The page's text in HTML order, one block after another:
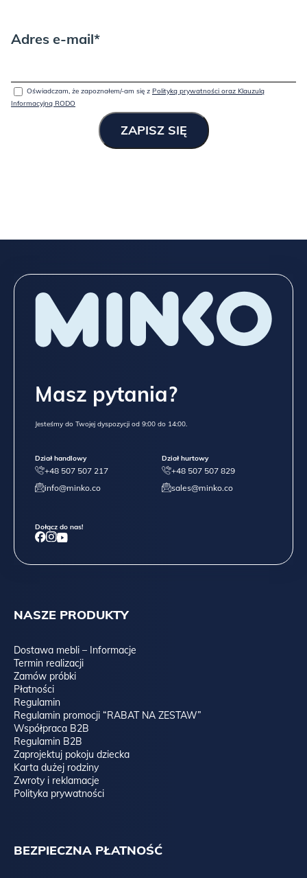
Adres e-mail*
Oświadczam, że zapoznałem/-am się z Polityką prywatności oraz Klauzulą
Informacyjną RODO
NASZE PRODUKTY
Dostawa mebli – Informacje
Termin realizacji
Zamów próbki
Płatności
Regulamin
Regulamin promocji “RABAT NA ZESTAW”
Współpraca B2B
Regulamin B2B
Zaprojektuj pokoju dziecka
Karta dużej rodziny
Zwroty i reklamacje
Polityka prywatności
BEZPIECZNA PŁATNOŚĆ
Masz pytania?
Jesteśmy do Twojej dyspozycji od 9:00 do 14:00.
Dział handlowy
+48 507 507 217
info@minko.co
Dział hurtowy
+48 507 507 829
sales@minko.co
Dołącz do nas!